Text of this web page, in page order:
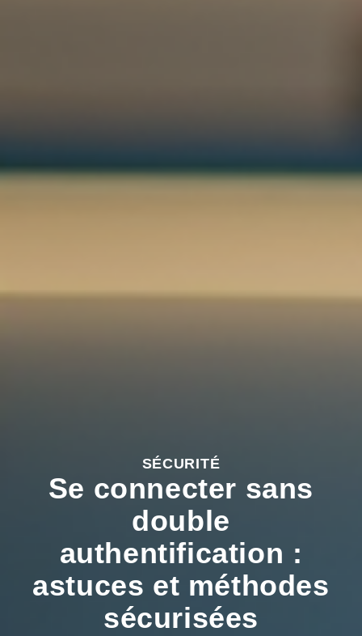
SÉCURITÉ
Se connecter sans
double
authentification :
astuces et méthodes
sécurisées